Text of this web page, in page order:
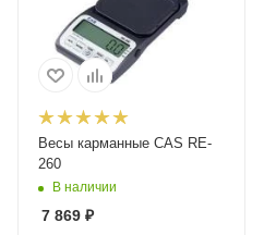
Весы карманные CAS RE-
260
В наличии
7 869 ₽